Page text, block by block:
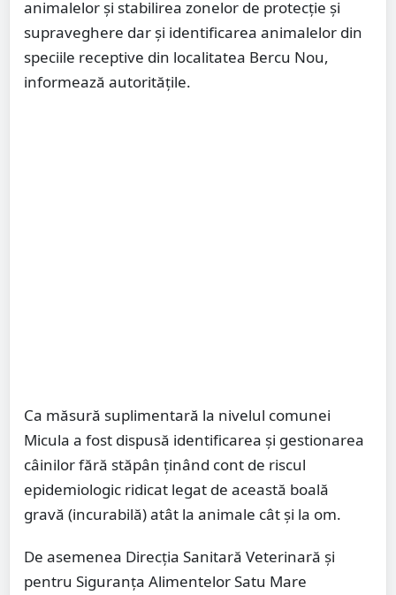
animalelor și stabilirea zonelor de protecție și
supraveghere dar și identificarea animalelor din
speciile receptive din localitatea Bercu Nou,
informează autoritățile.
Ca măsură suplimentară la nivelul comunei
Micula a fost dispusă identificarea și gestionarea
câinilor fără stăpân ținând cont de riscul
epidemiologic ridicat legat de această boală
gravă (incurabilă) atât la animale cât și la om.
De asemenea Direcția Sanitară Veterinară și
pentru Siguranța Alimentelor Satu Mare